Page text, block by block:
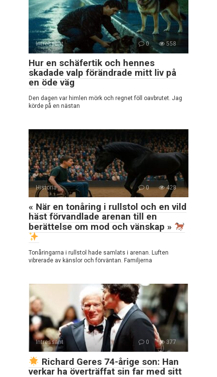
Intressant 0 558
Hur en schäfertik och hennes
skadade valp förändrade mitt liv på
en öde väg
Den dagen var himlen mörk och regnet föll oavbrutet. Jag
körde på en nästan
Historia 0 428
« När en tonåring i rullstol och en vild
häst förvandlade arenan till en
berättelse om mod och vänskap »
Tonåringarna i rullstol hade samlats i arenan. Luften
vibrerade av känslor och förväntan. Familjerna
Intressant 0 377
Richard Geres 74-årige son: Han
verkar ha överträffat sin far med sitt